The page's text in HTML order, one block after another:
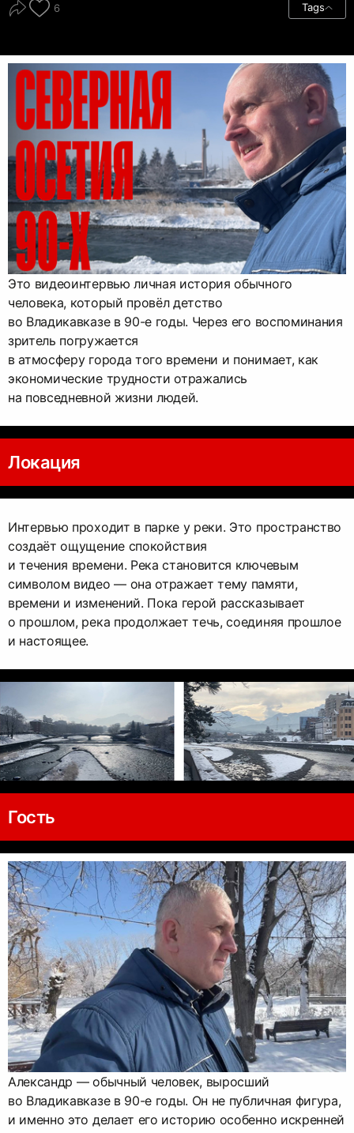
6 Tags
Это видеоинтервью личная история обычного
человека, который провёл детство
во Владикавказе в 90-е годы. Через его воспоминания
зритель погружается
в атмосферу города того времени и понимает, как
экономические трудности отражались
на повседневной жизни людей.
Локация
Интервью проходит в парке у реки. Это пространство
создаёт ощущение спокойствия
и течения времени. Река становится ключевым
символом видео — она отражает тему памяти,
времени и изменений. Пока герой рассказывает
о прошлом, река продолжает течь, соединяя прошлое
и настоящее.
Гость
Александр — обычный человек, выросший
во Владикавказе в 90-е годы. Он не публичная фигура,
и именно это делает его историю особенно искренней